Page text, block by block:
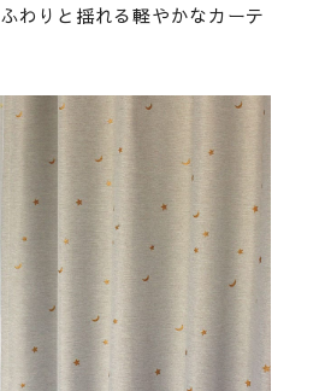
わりと揺れる軽やかなカーテ